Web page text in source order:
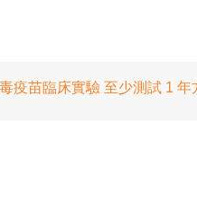
疫苗臨床實驗 至少測試 1 年